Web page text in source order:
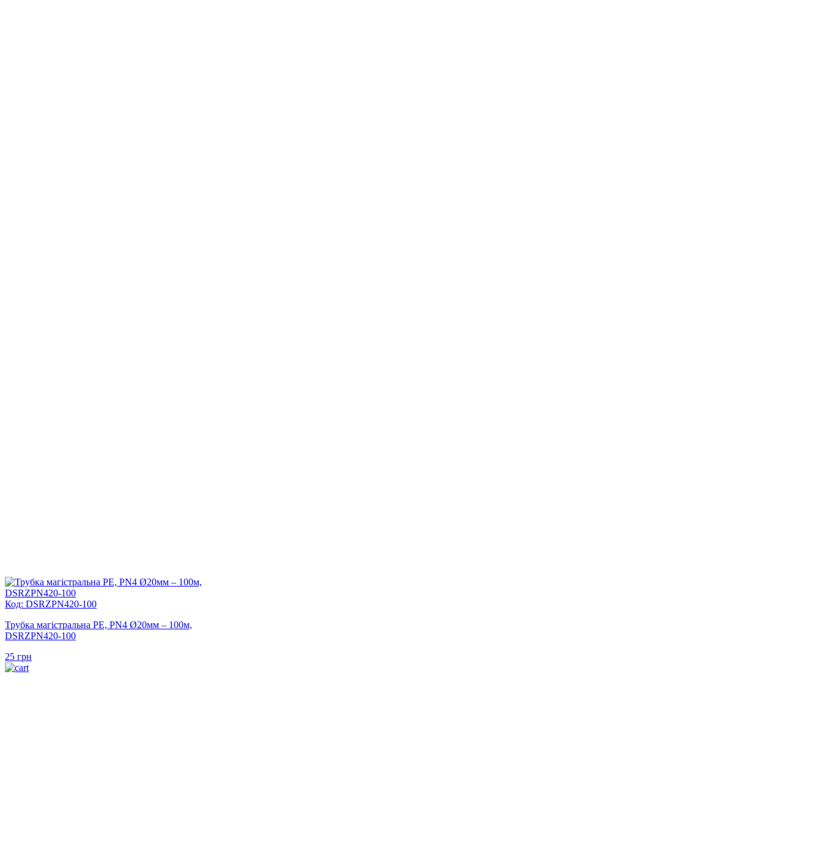
Код: DSRZPN420-100
Трубка магістральна PE, PN4 Ø20мм – 100м,
DSRZPN420-100
25 грн